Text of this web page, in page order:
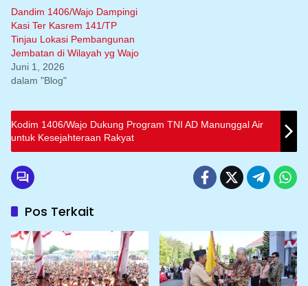
Dandim 1406/Wajo Dampingi
Kasi Ter Kasrem 141/TP
Tinjau Lokasi Pembangunan
Jembatan di Wilayah yg Wajo
Juni 1, 2026
dalam "Blog"
Kodim 1406/Wajo Dukung Program TNI AD Manunggal Air
untuk Kesejahteraan Rakyat
Pos Terkait